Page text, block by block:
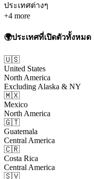
ประเทศต่างๆ
+4 more
🌍ประเทศที่เปิดตัวทั้งหมด
🇺🇸
United States
North America
Excluding Alaska & NY
🇲🇽
Mexico
North America
🇬🇹
Guatemala
Central America
🇨🇷
Costa Rica
Central America
🇸🇻